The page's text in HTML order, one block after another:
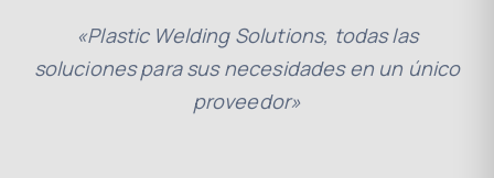
«Plastic Welding Solutions, todas las
soluciones para sus necesidades en un único
proveedor»